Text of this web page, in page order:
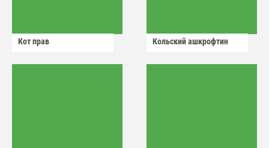
Кот прав Кольский ашкрофтин